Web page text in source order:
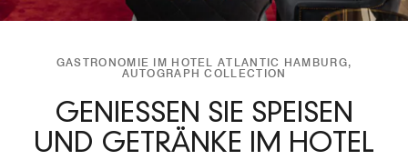
GASTRONOMIE IM HOTEL ATLANTIC HAMBURG,
AUTOGRAPH COLLECTION
GENIESSEN SIE SPEISEN U
ND GETRÄNKE IM HOTEL A